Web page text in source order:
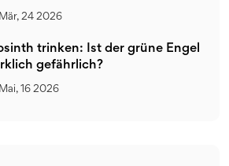
Mär, 24 2026
trinken: Ist der grüne Engel
gefährlich?
Mai, 16 2026